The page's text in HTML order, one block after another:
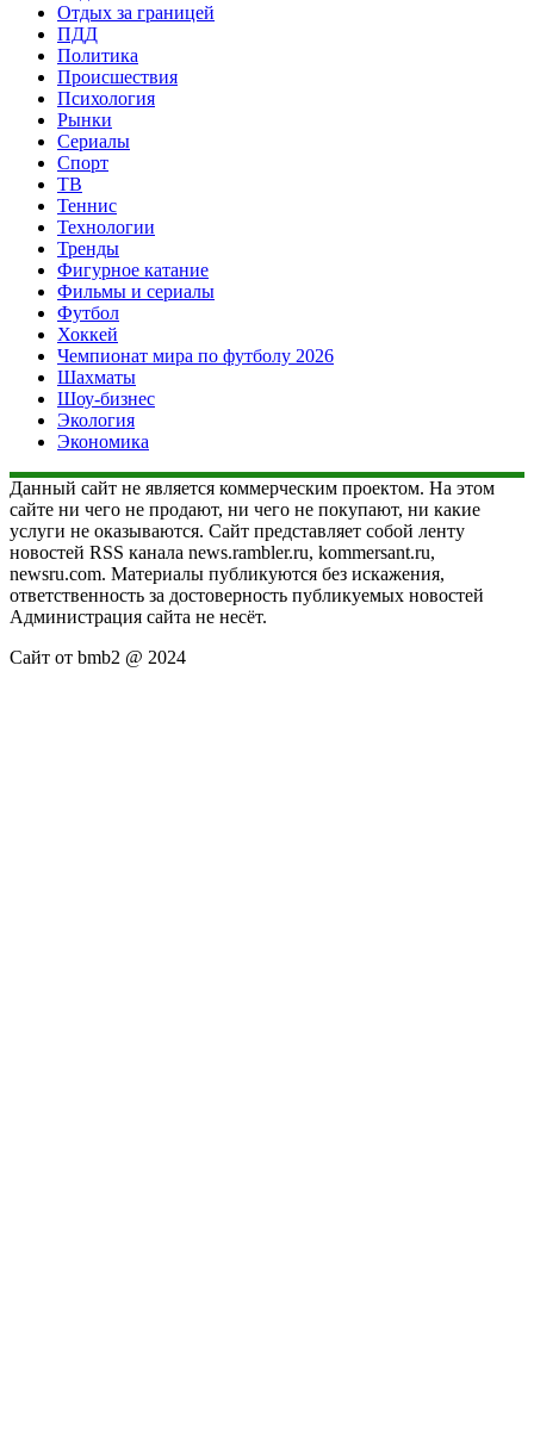
Отдых за границей
ПДД
Политика
Происшествия
Психология
Рынки
Сериалы
Спорт
ТВ
Теннис
Технологии
Тренды
Фигурное катание
Фильмы и сериалы
Футбол
Хоккей
Чемпионат мира по футболу 2026
Шахматы
Шоу-бизнес
Экология
Экономика
Данный сайт не является коммерческим проектом. На этом
сайте ни чего не продают, ни чего не покупают, ни какие
услуги не оказываются. Сайт представляет собой ленту
новостей RSS канала news.rambler.ru, kommersant.ru,
newsru.com. Материалы публикуются без искажения,
ответственность за достоверность публикуемых новостей
Администрация сайта не несёт.
Сайт от bmb2 @ 2024